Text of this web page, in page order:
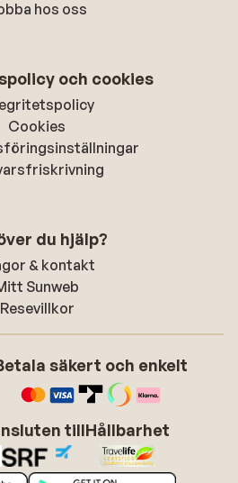
hos oss
och cookies
Cookies
du hjälp?
& kontakt
Sunweb
Resevillkor
säkert och enkelt
tillHållbarhet